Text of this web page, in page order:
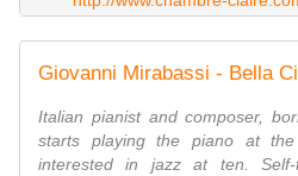
Giovanni Mirabassi - Bella
Italian pianist and composer,
starts playing the piano at
interested in jazz at ten.